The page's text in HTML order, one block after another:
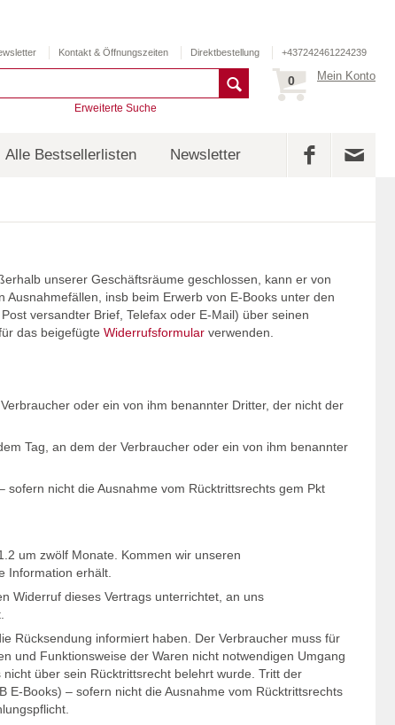
Kontakt & Öffnungszeiten Direktbestellung +437242461224239
0 Mein Konto
Erweiterte Suche
Alle Bestsellerlisten Newsletter
unserer Geschäftsräume geschlossen, kann er von
insb beim Erwerb von E-Books unter den
versandter Brief, Telefax oder E-Mail) über seinen
das beigefügte Widerrufsformular verwenden.
oder ein von ihm benannter Dritter, der nicht der
Tag, an dem der Verbraucher oder ein von ihm benannter
nicht die Ausnahme vom Rücktrittsrechts gem Pkt
um zwölf Monate. Kommen wir unseren
Information erhält.
Widerruf dieses Vertrags unterrichtet, an uns
Rücksendung informiert haben. Der Verbraucher muss für
und Funktionsweise der Waren nicht notwendigen Umgang
über sein Rücktrittsrecht belehrt wurde. Tritt der
Books) – sofern nicht die Ausnahme vom Rücktrittsrechts